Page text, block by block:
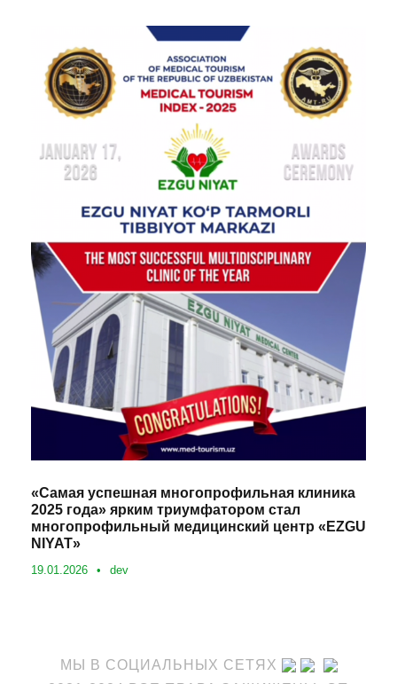
«Самая успешная многопрофильная клиника
2025 года» ярким триумфатором стал
многопрофильный медицинский центр «EZGU
NIYAT»
19.01.2026 • dev
МЫ В СОЦИАЛЬНЫХ СЕТЯХ